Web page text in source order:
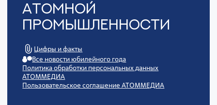
Атомной
Промышленности
Цифры и факты
Все новости юбилейного года
Политика обработки персональных данных
АТОММЕДИА
Пользовательское соглашение АТОММЕДИА